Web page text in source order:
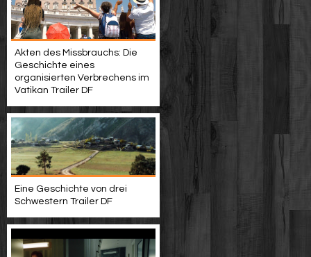
Akten des Missbrauchs: Die
Geschichte eines
organisierten Verbrechens im
Vatikan Trailer DF
Eine Geschichte von drei
Schwestern Trailer DF